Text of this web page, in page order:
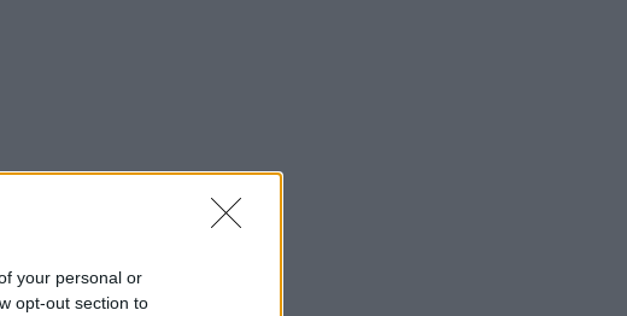
your personal or
opt-out section to